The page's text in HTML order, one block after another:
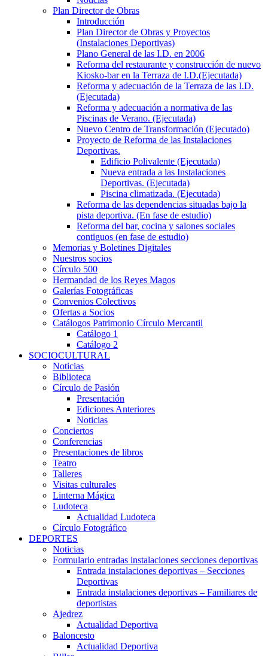
Plan Director de Obras
Introducción
Plan Director de Obras y Proyectos
(Instalaciones Deportivas)
Plano General de las I.D. en 2006
Reforma del restaurante y construcción de nuevo
Kiosko-bar en la Terraza de I.D.(Ejecutada)
Reforma y adecuación de la Terraza de las I.D.
(Ejecutada)
Reforma y adecuación a normativa de las
Piscinas de Verano. (Ejecutada)
Nuevo Centro de Transformación (Ejecutado)
Proyecto de Reforma de las Instalaciones
Deportivas.
Edificio Polivalente (Ejecutada)
Nueva entrada a las Instalaciones
Deportivas. (Ejecutada)
Piscina climatizada. (Ejecutada)
Reforma de las dependencias situadas bajo la
pista deportiva. (En fase de estudio)
Reforma del bar, cocina y salones sociales
contiguos (en fase de estudio)
Memorias y Boletines Digitales
Nuestros socios
Círculo 500
Hermandad de los Reyes Magos
Galerías Fotográficas
Convenios Colectivos
Ofertas a Socios
Catálogos Patrimonio Círculo Mercantil
Catálogo 1
Catálogo 2
SOCIOCULTURAL
Noticias
Biblioteca
Círculo de Pasión
Presentación
Ediciones Anteriores
Noticias
Conciertos
Conferencias
Presentaciones de libros
Teatro
Talleres
Visitas culturales
Linterna Mágica
Ludoteca
Actualidad Ludoteca
Círculo Fotográfico
DEPORTES
Noticias
Formulario entradas instalaciones secciones deportivas
Entrada instalaciones deportivas – Secciones
Deportivas
Entrada instalaciones deportivas – Familiares de
deportistas
Ajedrez
Actualidad Deportiva
Baloncesto
Actualidad Deportiva